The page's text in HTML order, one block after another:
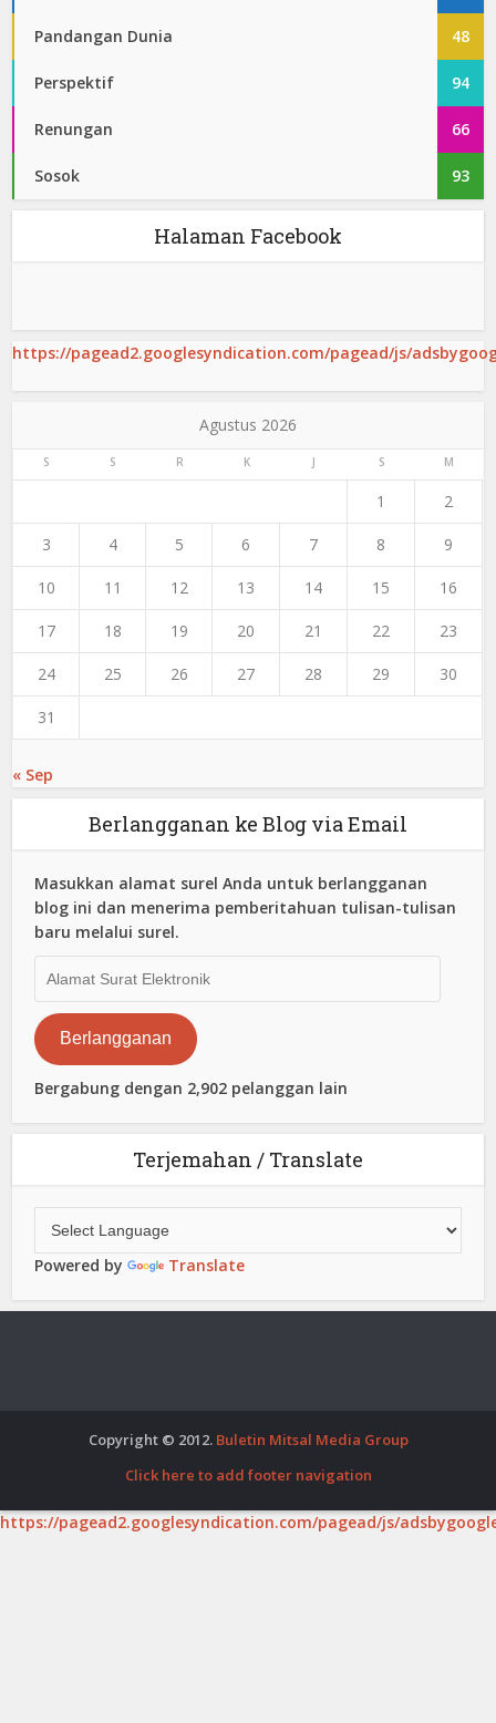
Pandangan Dunia 48
Perspektif 94
Renungan 66
Sosok 93
Halaman Facebook
https://pagead2.googlesyndication.com/pagead/js/
Agustus 2026
S S R K J S M
1 2
3 4 5 6 7 8 9
10 11 12 13 14 15 16
17 18 19 20 21 22 23
24 25 26 27 28 29 30
31
« Sep
Berlangganan ke Blog via Email
Masukkan alamat surel Anda untuk berlangganan
blog ini dan menerima pemberitahuan tulisan-tulisan
baru melalui surel.
Surat
Elektronik
Berlangganan
Bergabung dengan 2,902 pelanggan lain
Terjemahan / Translate
Powered by Translate
Copyright © 2012. Buletin Mitsal Media Group
Click here to add footer navigation
https://pagead2.googlesyndication.com/pagead/js/